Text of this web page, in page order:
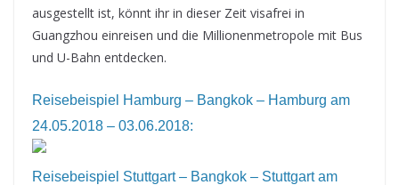
ausgestellt ist, könnt ihr in dieser Zeit visafrei in
Guangzhou einreisen und die Millionenmetropole mit Bus
und U-Bahn entdecken.
Reisebeispiel Hamburg – Bangkok – Hamburg am
24.05.2018 – 03.06.2018:
Reisebeispiel Stuttgart – Bangkok – Stuttgart am